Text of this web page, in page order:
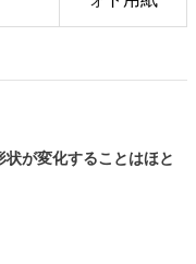
が変化することはほと